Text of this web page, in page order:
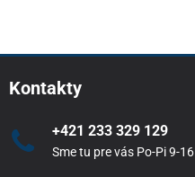
Kontakty
+421 233 329 129
Sme tu pre vás Po-Pi 9-16